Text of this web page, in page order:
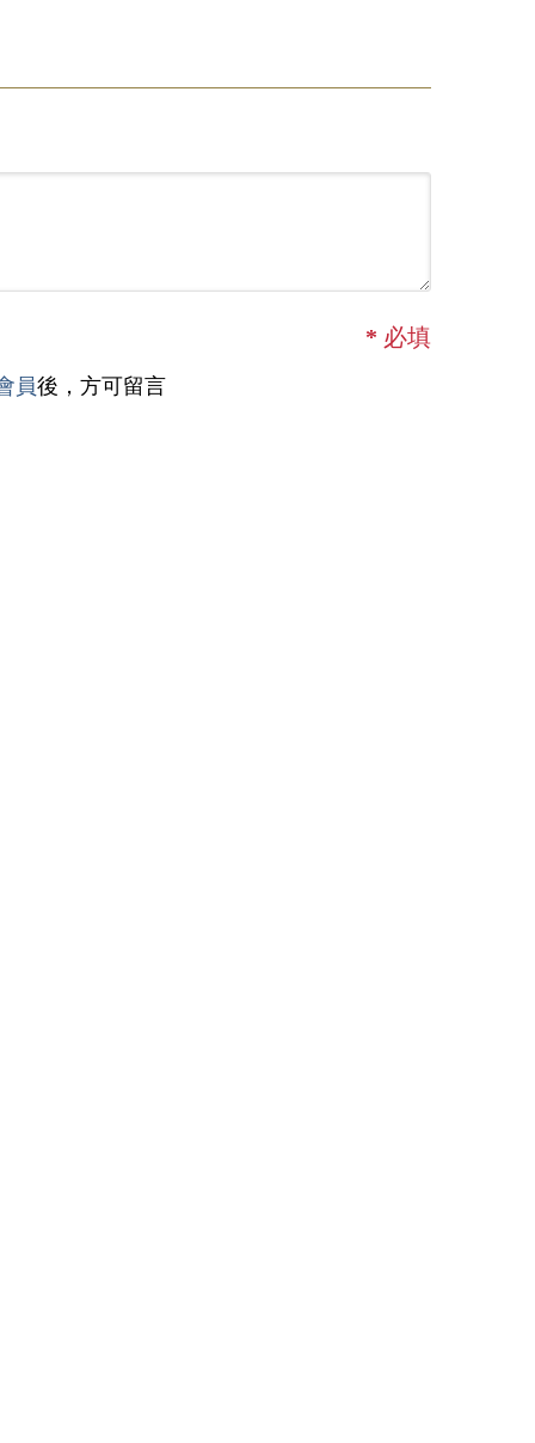
* 必填
員後，方可留言